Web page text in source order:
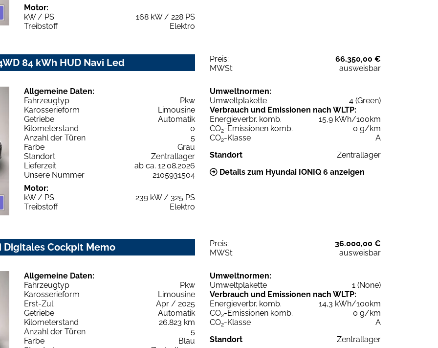
Motor:
kW / PS
168 kW / 228 PS
Treibstoff
Elektro
84 kWh HUD Navi Led Preis:
66.350,00 €
MWSt:
ausweisbar
Allgemeine Daten:
Fahrzeugtyp
Pkw
Karosserieform
Limousine
Getriebe
Automatik
Kilometerstand
0
Anzahl der Türen
5
Farbe
Grau
Standort
Zentrallager
Lieferzeit
ab ca. 12.08.2026
Unsere Nummer
2105931504
Motor:
kW / PS
239 kW / 325 PS
Treibstoff
Elektro
Umweltnormen:
Umweltplakette
4 (Green)
Verbrauch und Emissionen nach WLTP:
Energieverbr. komb.
15,9 kWh/100km
CO2-Emissionen komb.
0 g/km
CO2-Klasse
A
Standort
Zentrallager
Details zum Hyundai IONIQ 6 anzeigen
Digitales Cockpit Memo Preis:
36.000,00 €
MWSt:
ausweisbar
Allgemeine Daten:
Fahrzeugtyp
Pkw
Karosserieform
Limousine
Erst-Zul.
Apr / 2025
Getriebe
Automatik
Kilometerstand
26.823 km
Anzahl der Türen
5
Farbe
Blau
Umweltnormen:
Umweltplakette
1 (None)
Verbrauch und Emissionen nach WLTP:
Energieverbr. komb.
14,3 kWh/100km
CO2-Emissionen komb.
0 g/km
CO2-Klasse
A
Standort
Zentrallager